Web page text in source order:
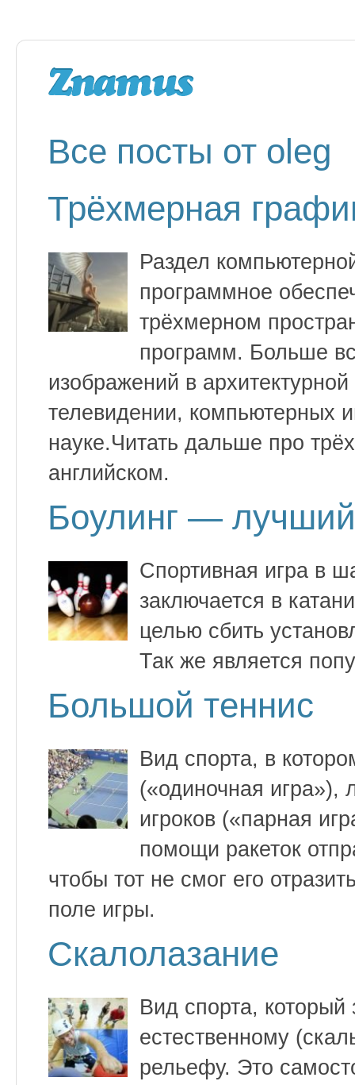
Все посты от oleg
Трёхмерная
Раздел
программное
трёхмерном
программ. Больше
изображений в
телевидении, компьютерных
науке.Читать дальше про
английском.
Боулинг —
Спортивная игра в
заключается в
целью сбить
Так же является
Большой теннис
Вид спорта, в
(«одиночная игра»),
игроков («парная
помощи ракеток
чтобы тот не смог его
поле игры.
Скалолазание
Вид спорта, который
естественному
рельефу. Это